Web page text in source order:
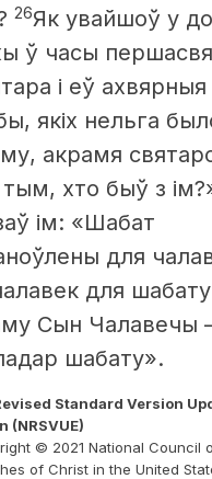
26Як увайшоў у
ў часы
і еў ахвярныя
якіх нельга
акрамя
хто быў з
ім: «Шабат
для
для
Сын Чалавечы
шабату».
Standard Version
(NRSVUE)
© 2021 National Council
of Christ in the United